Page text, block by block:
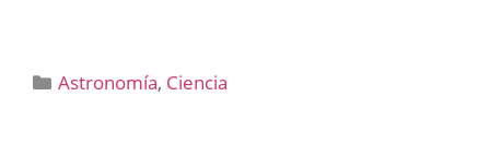
Categorías
Astronomía, Ciencia